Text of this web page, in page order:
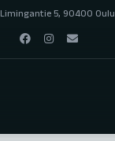
Limingantie 5, 90400 Oulu